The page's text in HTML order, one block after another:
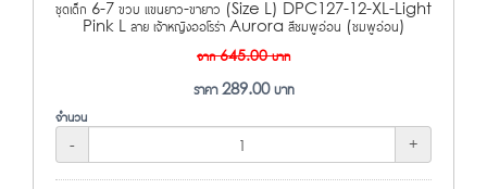
ชุดเด็ก 6-7 ขวบ แขนยาว-ขายาว (Size L) DPC127-12-XL-Light
Pink L ลาย เจ้าหญิงออโรร่า Aurora สีชมพูอ่อน (ชมพูอ่อน)
จาก645.00บาท
ราคา289.00บาท
จำนวน
-
+